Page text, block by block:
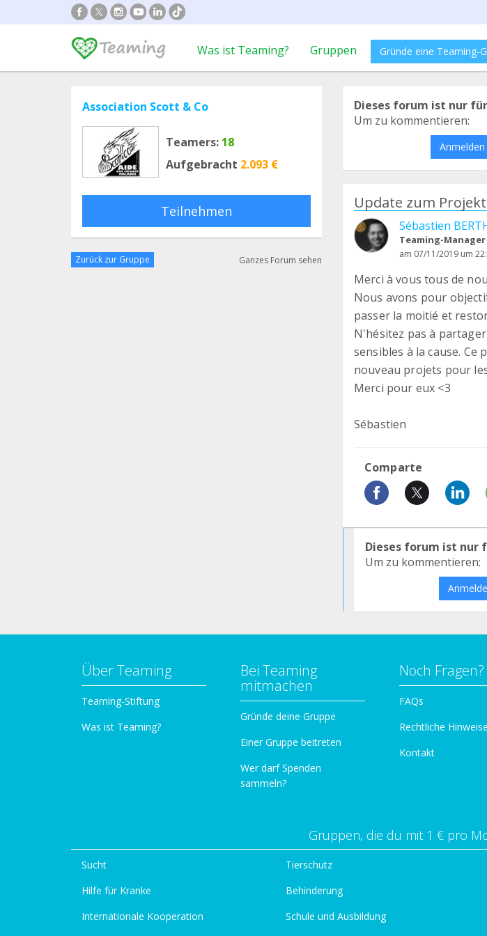
Was ist Teaming? Gruppen Gründe eine Teaming-
Association Scott & Co
Teamers: 18
Aufgebracht 2.093 €
Teilnehmen
Zurück zur Gruppe Ganzes Forum sehen
Dieses forum ist nur
Um zu kommentieren:
Anmelden
Update zum Projekt
Sébastien
Teaming-Manager
am 07/11/2019 um
Merci à vous tous de
Nous avons pour
passer la moitié et
N'hésitez pas à
sensibles à la cause.
nouveau projets pour
Merci pour eux <3
Sébastien
Comparte
Dieses forum ist nur
Um zu kommentieren:
Über Teaming
Teaming-Stiftung
Was ist Teaming?
Bei Teaming
mitmachen
Gründe deine Gruppe
Einer Gruppe beitreten
Wer darf Spenden
sammeln?
Noch Fragen?
FAQs
Rechtliche Hinweise
Kontakt
Gruppen, die du mit 1 € pro
Sucht
Hilfe für Kranke
Internationale Kooperation
Tierschutz
Behinderung
Schule und Ausbildung